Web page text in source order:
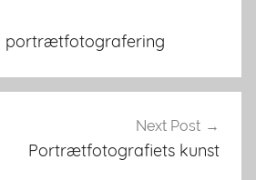
portrætfotografering
Next Post
Portrætfotografiets kunst